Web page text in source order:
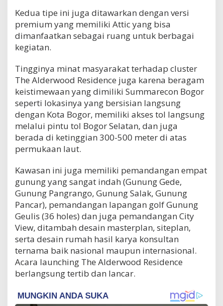
Kedua tipe ini juga ditawarkan dengan versi
premium yang memiliki Attic yang bisa
dimanfaatkan sebagai ruang untuk berbagai
kegiatan.
Tingginya minat masyarakat terhadap cluster
The Alderwood Residence juga karena beragam
keistimewaan yang dimiliki Summarecon Bogor
seperti lokasinya yang bersisian langsung
dengan Kota Bogor, memiliki akses tol langsung
melalui pintu tol Bogor Selatan, dan juga
berada di ketinggian 300-500 meter di atas
permukaan laut.
Kawasan ini juga memiliki pemandangan empat
gunung yang sangat indah (Gunung Gede,
Gunung Pangrango, Gunung Salak, Gunung
Pancar), pemandangan lapangan golf Gunung
Geulis (36 holes) dan juga pemandangan City
View, ditambah desain masterplan, siteplan,
serta desain rumah hasil karya konsultan
ternama baik nasional maupun internasional.
Acara launching The Alderwood Residence
berlangsung tertib dan lancar.